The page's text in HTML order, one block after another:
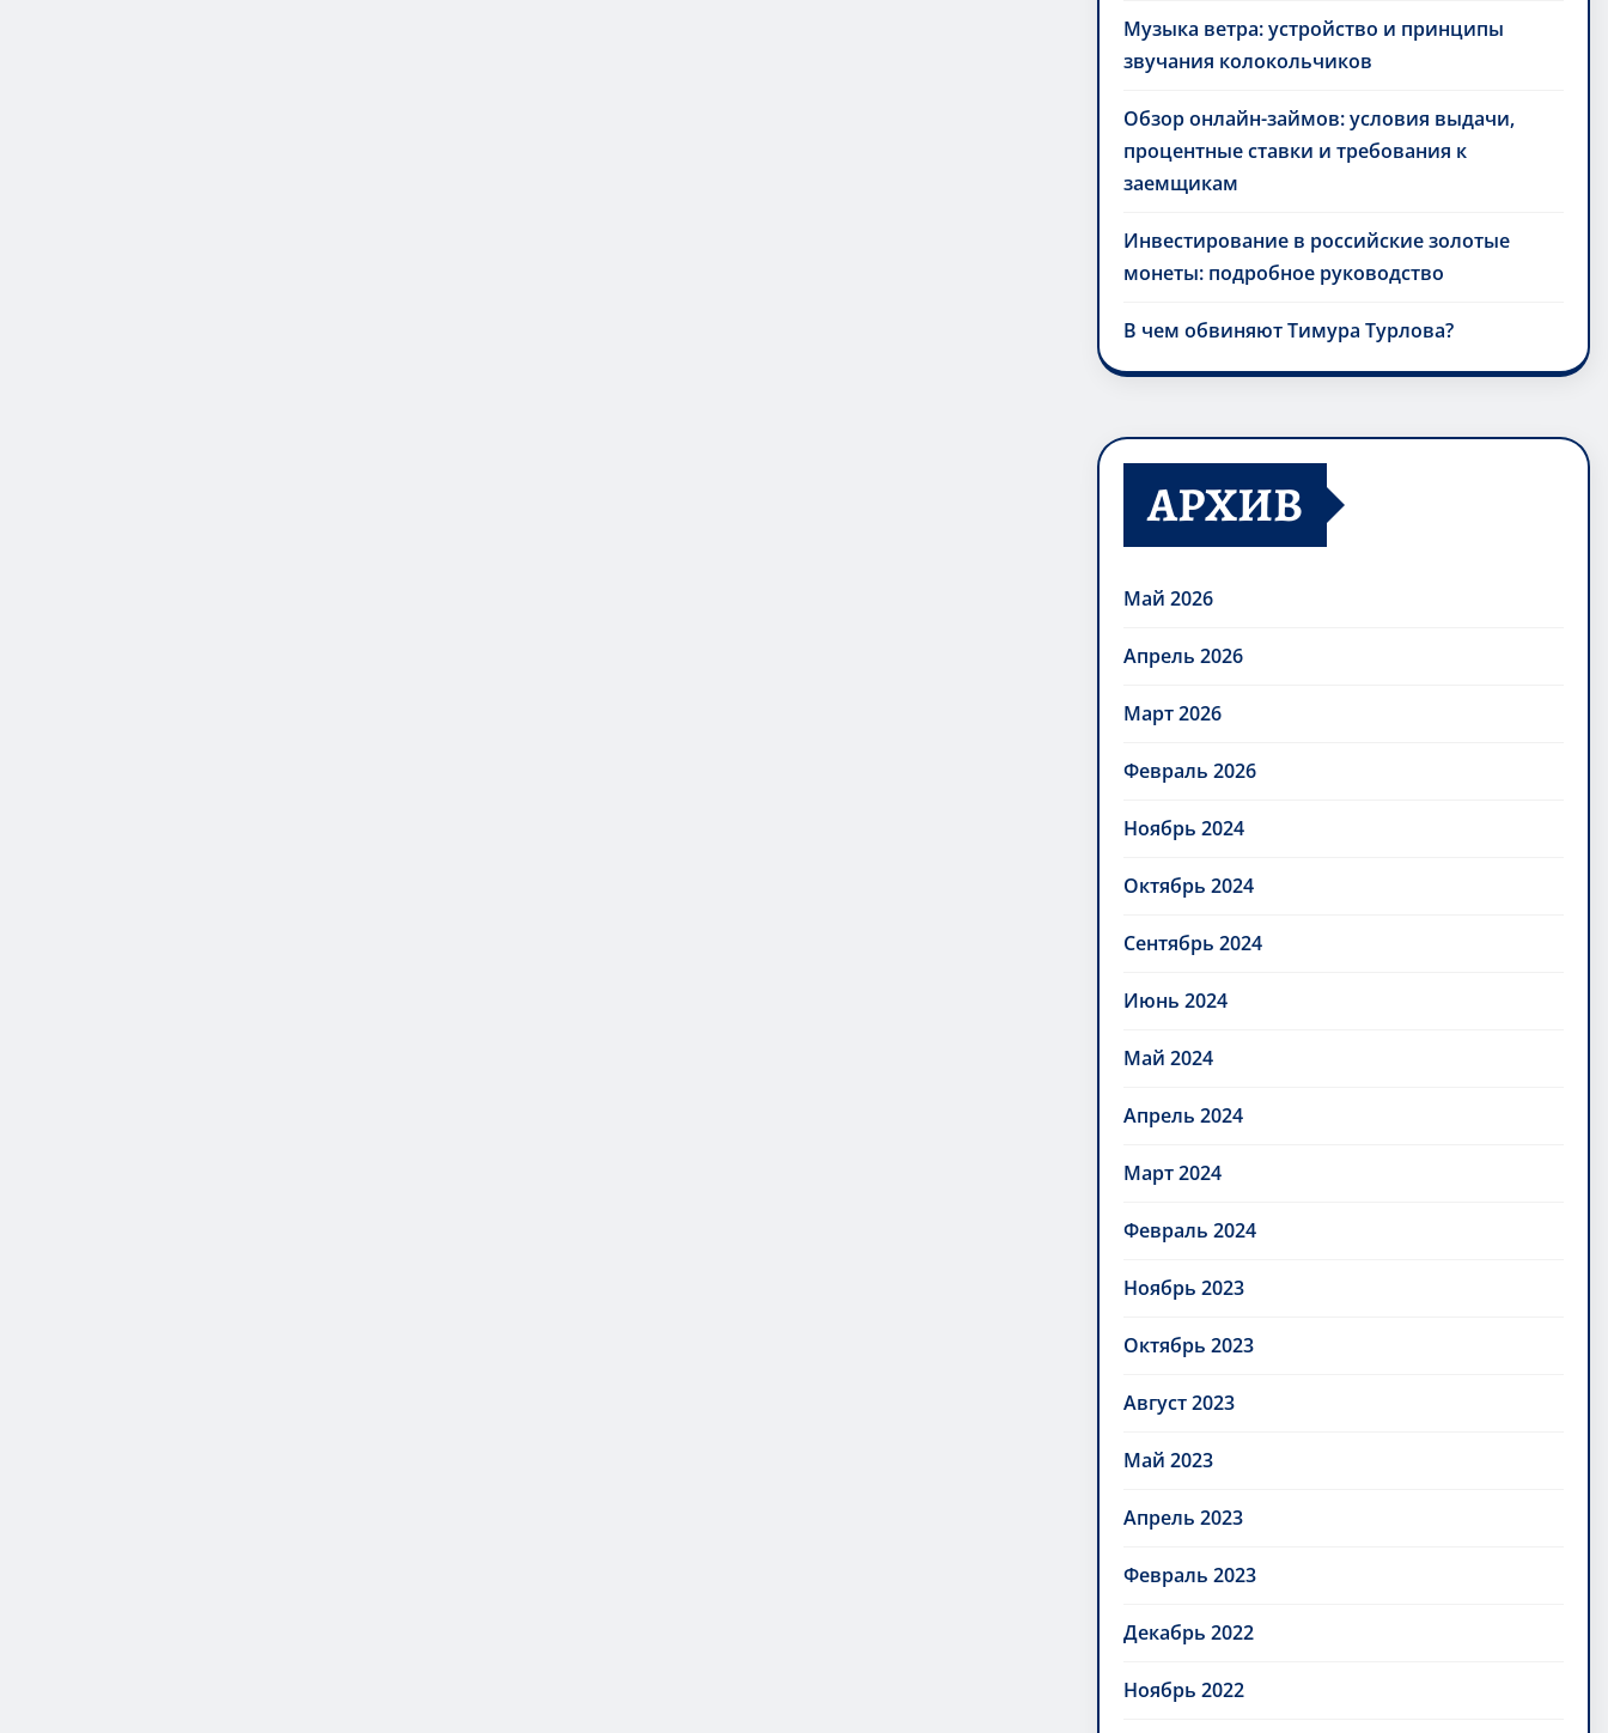
Музыка ветра: устройство и принципы
звучания колокольчиков
Обзор онлайн-займов: условия выдачи,
процентные ставки и требования к
заемщикам
Инвестирование в российские золотые
монеты: подробное руководство
В чем обвиняют Тимура Турлова?
АРХИВ
Май 2026
Апрель 2026
Март 2026
Февраль 2026
Ноябрь 2024
Октябрь 2024
Сентябрь 2024
Июнь 2024
Май 2024
Апрель 2024
Март 2024
Февраль 2024
Ноябрь 2023
Октябрь 2023
Август 2023
Май 2023
Апрель 2023
Февраль 2023
Декабрь 2022
Ноябрь 2022